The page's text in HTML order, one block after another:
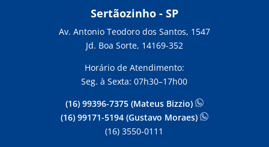
Sertãozinho - SP
Av. Antonio Teodoro dos Santos, 1547
Jd. Boa Sorte, 14169-352
Horário de Atendimento:
Seg. à Sexta: 07h30–17h00
(16) 99396-7375 (Mateus Bizzio)
(16) 99171-5194 (Gustavo Moraes)
(16) 3550-0111